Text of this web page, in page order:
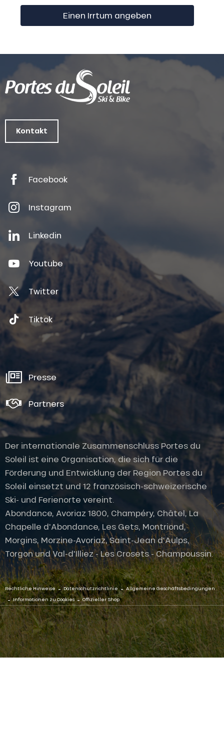
Einen Irrtum angeben
Kontakt
Facebook
Instagram
Linkedin
Youtube
Twitter
Tiktok
Presse
Partners
Der internationale Zusammenschluss Portes du
Soleil ist eine Organisation, die sich für die
Förderung und Entwicklung der Region Portes du
Soleil einsetzt und 12 französisch-schweizerische
Ski- und Ferienorte vereint.
Abondance, Avoriaz 1800, Champéry, Châtel, La
Chapelle d'Abondance, Les Gets, Montriond,
Morgins, Morzine-Avoriaz, Saint-Jean d'Aulps,
Torgon und Val-d'Illiez - Les Crosets - Champoussin.
Rechtliche Hinweise - Datenschutzrichtlinie - Allgemeine Geschäftsbedingungen
- Informationen zu Cookies - Offizieller Shop